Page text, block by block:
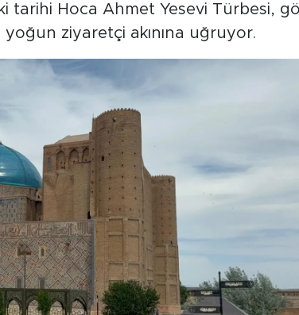
tarihi Hoca Ahmet Yesevi Türbesi,
yoğun ziyaretçi akınına uğruyor.